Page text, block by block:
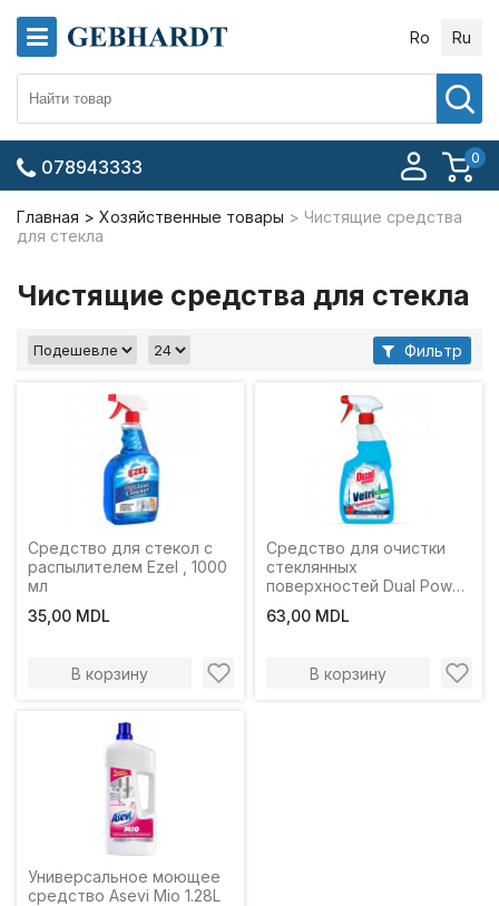
Ro Ru
0
078943333
Главная Хозяйственные товары
Чистящие средства
для стекла
Чистящие средства для стекла
Фильтр
Средство для стекол с
распылителем Ezel , 1000
мл
35,00 MDL
В корзину
Средство для очистки
стеклянных
поверхностей Dual Power
63,00 MDL
В корзину
Универсальное моющее
средство Asevi Mio 1.28L